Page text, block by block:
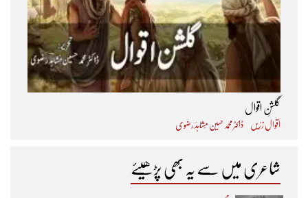
گلشنِ اقوال
اَقوال زرّیں ڈاکٹر محمد حسین مُشاہدؔ رضوی
شاعری میں سے یہ بھی پڑھیئے